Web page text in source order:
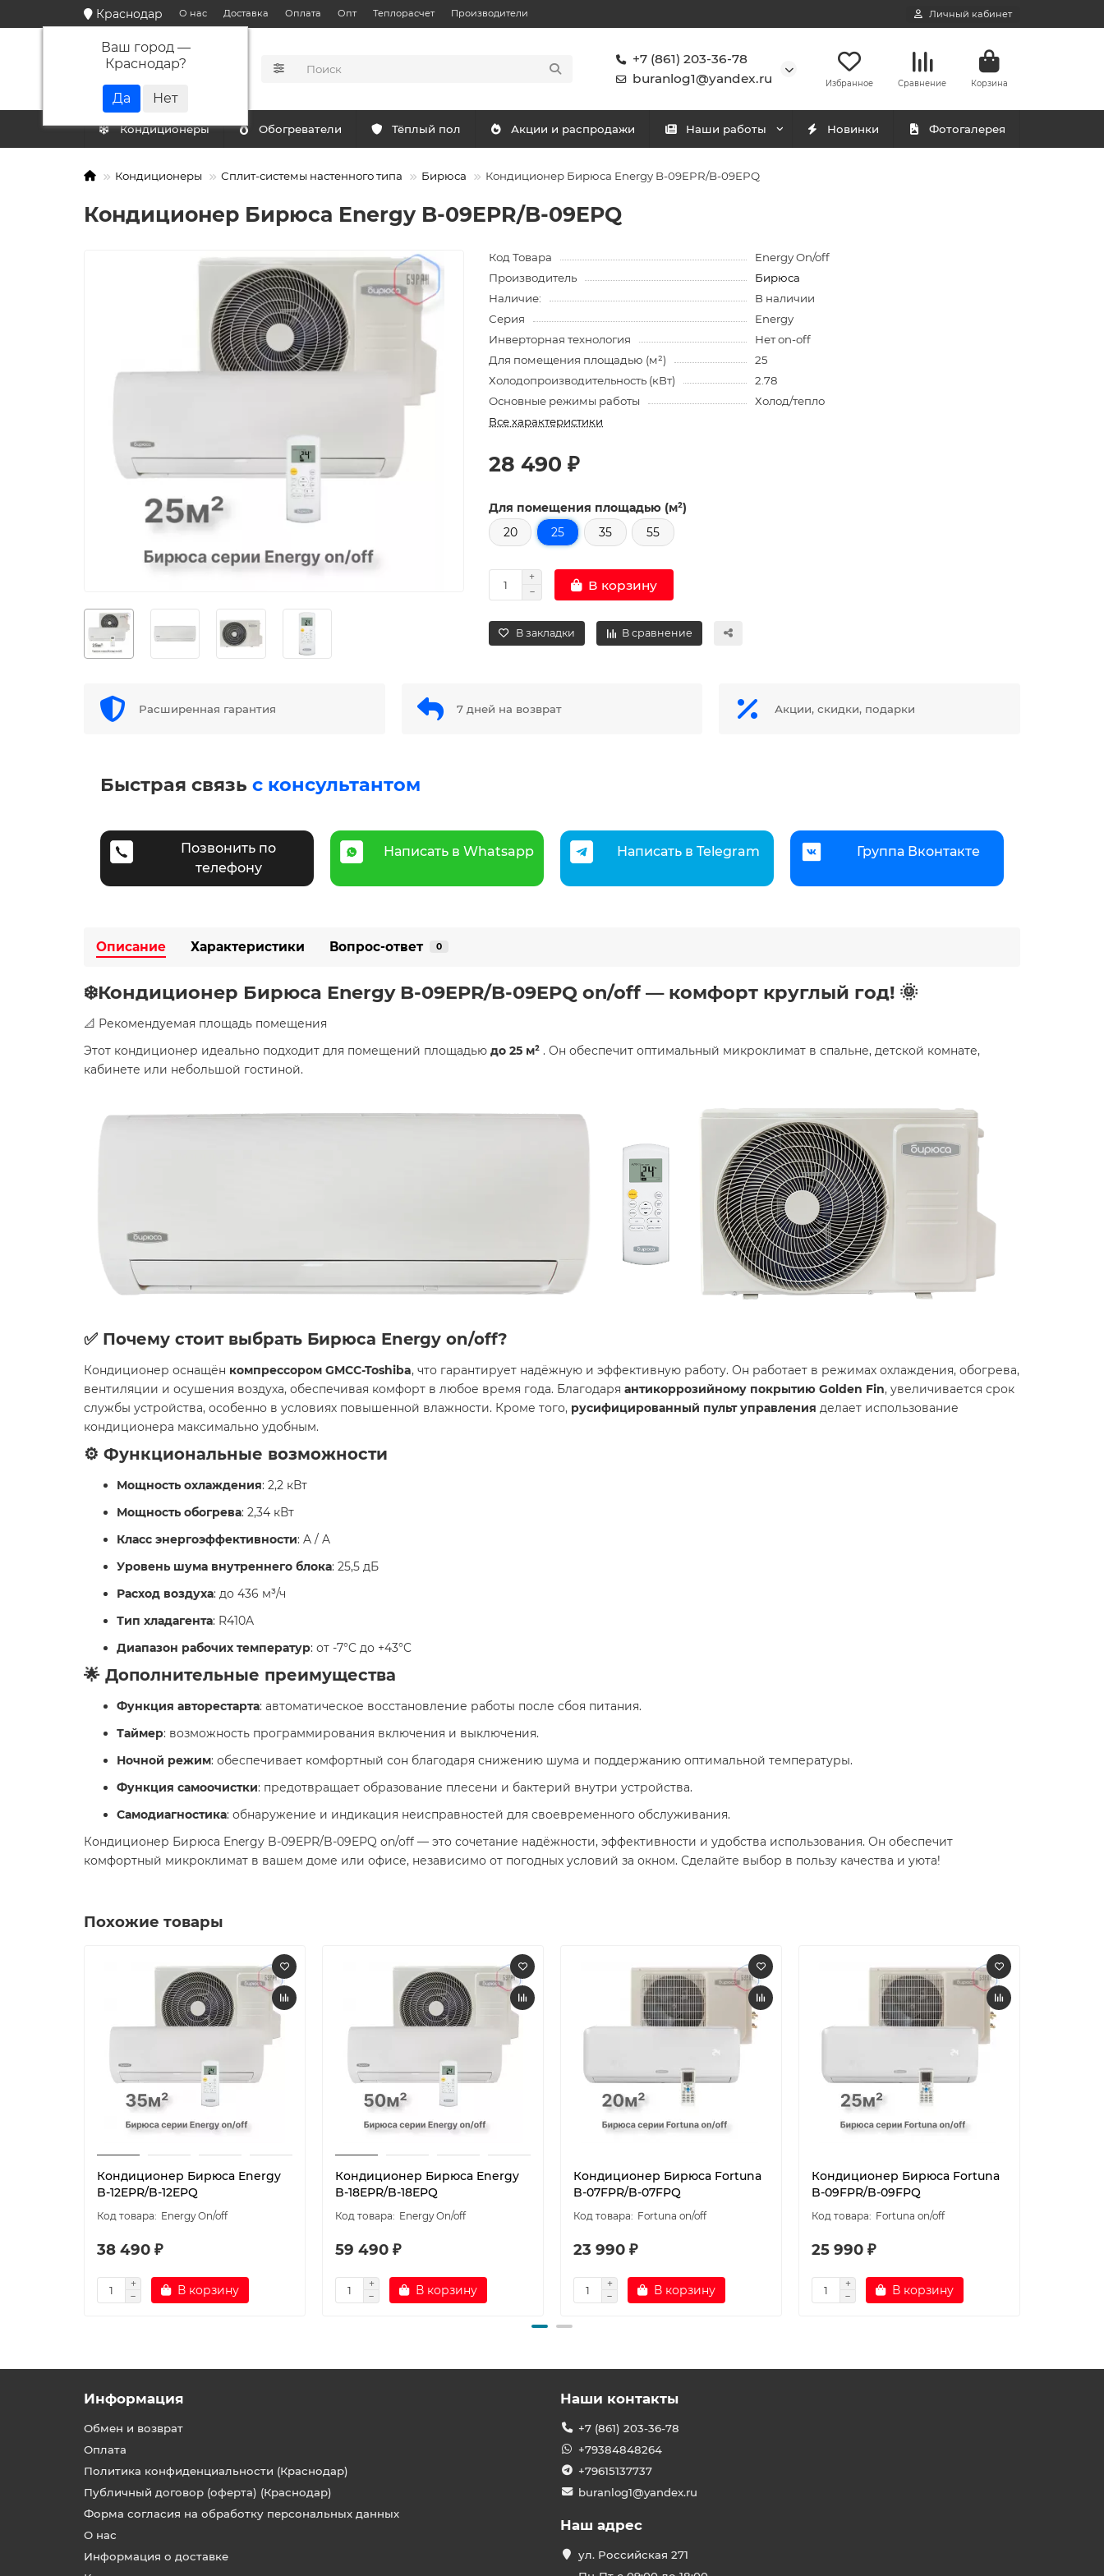
Краснодар
Ваш город —
Краснодар?
О нас Доставка Оплата Опт Теплорасчет Производители Личный кабинет
КАТАЛОГ
+7 (861) 203-36-78
buranlog1@yandex.ru
Избранное Сравнение Корзина
Кондиционеры Обогреватели Тёплый пол Акции и распродажи Наши работы Новинки Фотогалерея
Кондиционеры Сплит-системы настенного типа Бирюса Кондиционер Бирюса Energy B-09EPR/B-09EPQ
Кондиционер Бирюса Energy B-09EPR/B-09EPQ
Код Товара
Energy On/off
Производитель
Бирюса
Наличие:
В наличии
Серия
Energy
Инверторная технология
Нет on-off
Для помещения площадью (м²)
25
Холодопроизводительность (кВт)
2.78
Основные режимы работы
Холод/тепло
Все характеристики
28 490 ₽
Для помещения площадью (м²)
20
25 35 55
В корзину
В закладки В сравнение
Расширенная гарантия 7 дней на возврат Акции, скидки, подарки
Быстрая связь с консультантом
Позвонить по
телефону
Написать в Whatsapp Написать в Telegram Группа Вконтакте
Описание Характеристики Вопрос-ответ 0
❄️Кондиционер Бирюса Energy B-09EPR/B-09EPQ on/off — комфорт круглый год! 🌞
📐 Рекомендуемая площадь помещения
Этот кондиционер идеально подходит для помещений площадью до 25 м² . Он обеспечит оптимальный микроклимат в спальне, детской комнате,
кабинете или небольшой гостиной.
✅ Почему стоит выбрать Бирюса Energy on/off?
Кондиционер оснащён компрессором GMCC-Toshiba, что гарантирует надёжную и эффективную работу. Он работает в режимах охлаждения, обогрева,
вентиляции и осушения воздуха, обеспечивая комфорт в любое время года. Благодаря антикоррозийному покрытию Golden Fin, увеличивается срок
службы устройства, особенно в условиях повышенной влажности. Кроме того, русифицированный пульт управления делает использование
кондиционера максимально удобным.
⚙️ Функциональные возможности
Мощность охлаждения: 2,2 кВт
Мощность обогрева: 2,34 кВт
Класс энергоэффективности: A / A
Уровень шума внутреннего блока: 25,5 дБ
Расход воздуха: до 436 м³/ч
Тип хладагента: R410A
Диапазон рабочих температур: от -7°C до +43°C
🌟 Дополнительные преимущества
Функция авторестарта: автоматическое восстановление работы после сбоя питания.
Таймер: возможность программирования включения и выключения.
Ночной режим: обеспечивает комфортный сон благодаря снижению шума и поддержанию оптимальной температуры.
Функция самоочистки: предотвращает образование плесени и бактерий внутри устройства.
Самодиагностика: обнаружение и индикация неисправностей для своевременного обслуживания.
Кондиционер Бирюса Energy B-09EPR/B-09EPQ on/off — это сочетание надёжности, эффективности и удобства использования. Он обеспечит
комфортный микроклимат в вашем доме или офисе, независимо от погодных условий за окном. Сделайте выбор в пользу качества и уюта!
Похожие товары
Кондиционер Бирюса Energy
B-12EPR/B-12EPQ
Energy On/off
38 490 ₽
В корзину
Кондиционер Бирюса Energy
B-18EPR/B-18EPQ
Energy On/off
59 490 ₽
В корзину
Кондиционер Бирюса Fortuna
B-07FPR/B-07FPQ
Fortuna on/off
23 990 ₽
В корзину
Кондиционер Бирюса Fortuna
B-09FPR/B-09FPQ
Fortuna on/off
25 990 ₽
В корзину
Информация
Обмен и возврат
Оплата
Политика конфиденциальности (Краснодар)
Публичный договор (оферта) (Краснодар)
Форма согласия на обработку персональных данных
О нас
Информация о доставке
Наши контакты
+7 (861) 203-36-78
+79384848264
+79615137737
buranlog1@yandex.ru
Наш адрес
ул. Российская 271